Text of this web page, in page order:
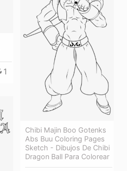
1
Chibi Majin Boo Gotenks
Abs Buu Coloring Pages
Sketch - Dibujos De Chibi
Dragon Ball Para Colorear